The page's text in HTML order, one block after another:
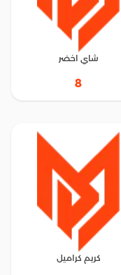
شاي اخضر
8
كريم كراميل